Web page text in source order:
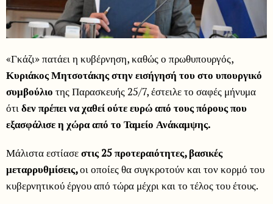
«Γκάζι» πατάει η κυβέρνηση, καθώς ο πρωθυπουργός,
Κυριάκος Μητσοτάκηςστην εισήγησή του στο υπουργικό
συμβούλιο της Παρασκευής 25/7, έστειλε το σαφές μήνυμα
ότιδεν πρέπει να χαθεί ούτε ευρώ από τους πόρους που
εξασφάλισε η χώρα από το Ταμείο Ανάκαμψης.
Μάλιστα εστίασεστις 25 προτεραιότητες, βασικές
μεταρρυθμίσεις,οι οποίες θα συγκροτούν και τον κορμό του
κυβερνητικού έργου από τώρα μέχρι και το τέλος του έτους.